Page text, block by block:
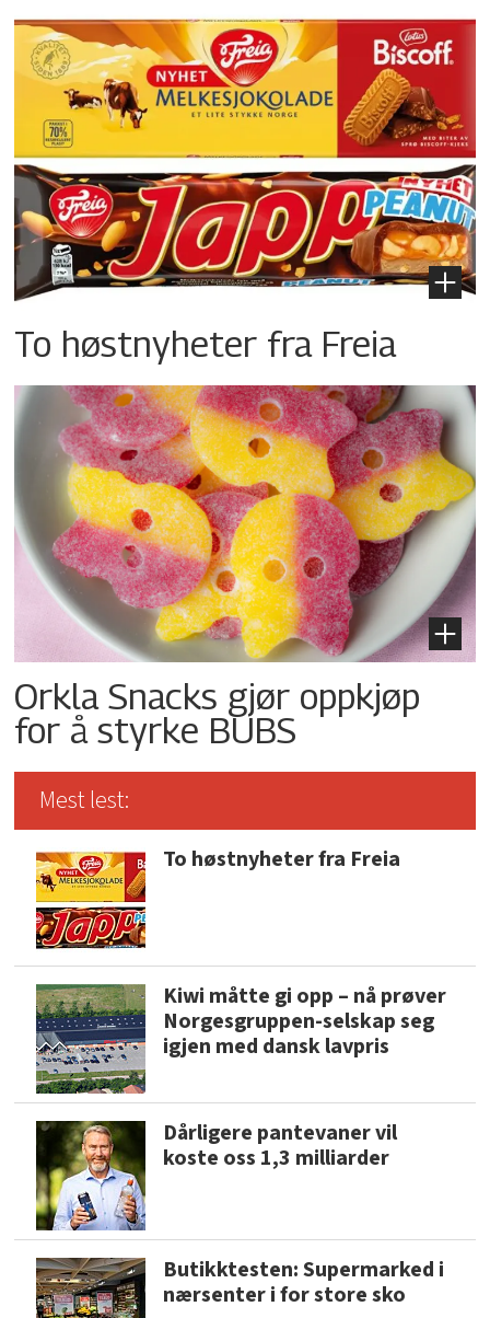
To høstnyheter fra Freia
Orkla Snacks gjør oppkjøp
for å styrke BUBS
Mest lest:
To høstnyheter fra Freia
Kiwi måtte gi opp – nå prøver
Norgesgruppen-selskap seg
igjen med dansk lavpris
Dårligere pantevaner vil
koste oss 1,3 milliarder
Butikktesten: Supermarked i
nærsenter i for store sko